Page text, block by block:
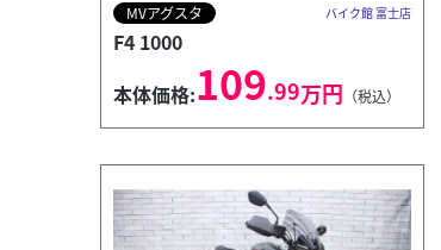
MVアグスタ バイク館 富士店
F4 1000
本体価格:109.99万円 （税込）